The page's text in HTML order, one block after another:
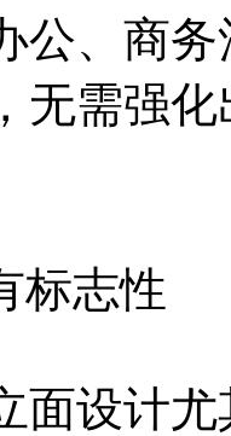
公、商
无需强
标志性
面设计